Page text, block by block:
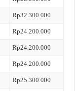
Rp32.300.000
Rp24.200.000
Rp24.200.000
Rp24.200.000
Rp25.300.000